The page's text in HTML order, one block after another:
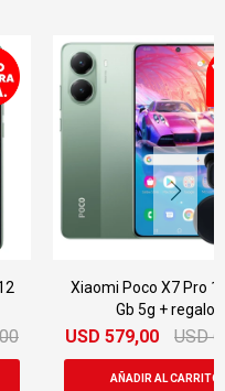
Xiaomi Poco X7 Pro 12/512
Gb 5g + regalo
USD 579,00 USD 699,00